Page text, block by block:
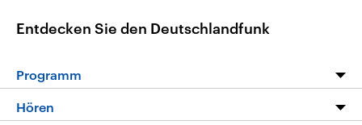
Entdecken Sie den Deutschlandfunk
Programm
Programm
Hören